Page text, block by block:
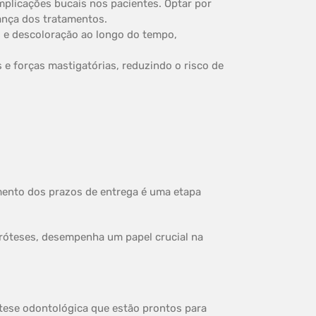
bucais nos pacientes. Optar por
dos tratamentos.
descoloração ao longo do tempo,
forças mastigatórias, reduzindo o risco de
dos prazos de entrega é uma etapa
desempenha um papel crucial na
odontológica que estão prontos para